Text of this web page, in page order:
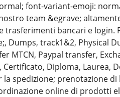
font-variant-emoji:
team &egrave;
trasferimenti bancari e login.
Dumps, track1&2, Physical
MTCN, Paypal transfer,
Diploma, Laurea,
spedizione; prenotazione
online di prodotti